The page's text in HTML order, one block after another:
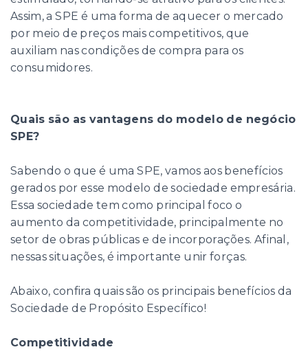
Assim, a SPE é uma forma de aquecer o mercado
por meio de preços mais competitivos, que
auxiliam nas condições de compra para os
consumidores.
Quais são as vantagens do modelo de negócio
SPE?
Sabendo o que é uma SPE, vamos aos benefícios
gerados por esse modelo de sociedade empresária.
Essa sociedade tem como principal foco o
aumento da competitividade, principalmente no
setor de obras públicas e de incorporações. Afinal,
nessas situações, é importante unir forças.
Abaixo, confira quais são os principais benefícios da
Sociedade de Propósito Específico!
Competitividade